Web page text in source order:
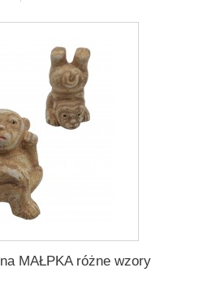
MAŁPKA różne wzory